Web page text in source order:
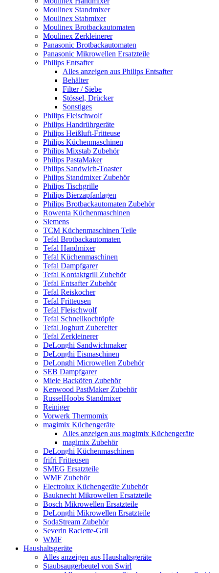
Moulinex Standmixer
Moulinex Stabmixer
Moulinex Brotbackautomaten
Moulinex Zerkleinerer
Panasonic Brotbackautomaten
Panasonic Mikrowellen Ersatzteile
Philips Entsafter
Alles anzeigen aus Philips Entsafter
Behälter
Filter / Siebe
Stössel, Drücker
Sonstiges
Philips Fleischwolf
Philips Handrührgeräte
Philips Heißluft-Fritteuse
Philips Küchenmaschinen
Philips Mixstab Zubehör
Philips PastaMaker
Philips Sandwich-Toaster
Philips Standmixer Zubehör
Philips Tischgrille
Philips Bierzapfanlagen
Philips Brotbackautomaten Zubehör
Rowenta Küchenmaschinen
Siemens
TCM Küchenmaschinen Teile
Tefal Brotbackautomaten
Tefal Handmixer
Tefal Küchenmaschinen
Tefal Dampfgarer
Tefal Kontaktgrill Zubehör
Tefal Entsafter Zubehör
Tefal Reiskocher
Tefal Fritteusen
Tefal Fleischwolf
Tefal Schnellkochtöpfe
Tefal Joghurt Zubereiter
Tefal Zerkleinerer
DeLonghi Sandwichmaker
DeLonghi Eismaschinen
DeLonghi Microwellen Zubehör
SEB Dampfgarer
Miele Backöfen Zubehör
Kenwood PastMaker Zubehör
RusselHoobs Standmixer
Reiniger
Vorwerk Thermomix
magimix Küchengeräte
Alles anzeigen aus magimix Küchengeräte
magimix Zubehör
DeLonghi Küchenmaschinen
frifri Fritteusen
SMEG Ersatzteile
WMF Zubehör
Electrolux Küchengeräte Zubehör
Bauknecht Mikrowellen Ersatzteile
Bosch Mikrowellen Ersatzteile
DeLonghi Mikrowellen Ersatzteile
SodaStream Zubehör
Severin Raclette-Gril
WMF
Haushaltsgeräte
Alles anzeigen aus Haushaltsgeräte
Staubsaugerbeutel von Swirl